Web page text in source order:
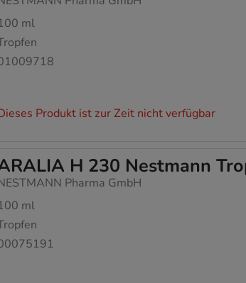
ml
Produkt ist zur Zeit nicht verfügbar
H 230 Nestmann
Pharma GmbH
ml